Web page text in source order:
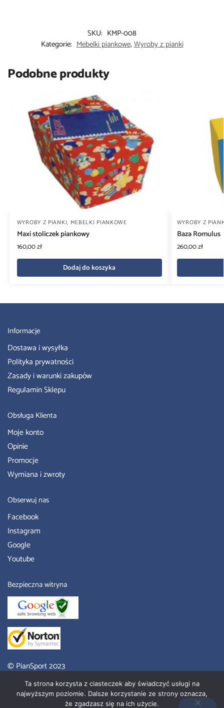
SKU: KMP-008
Kategorie: Mebelki piankowe,Wyroby z pianki
Podobne produkty
WYROBY Z PIANKI, MEBELKI PIANKOWE
Maxi stoliczek piankowy
160,00zł
Dodaj do koszyka
WYROBY Z
Baza Romulus
260,00zł
Informacje
Dostawa i wysyłka
Polityka prywatności
Zasady i warunki zakupów
Regulamin Sklepu
Obsługa Klienta
Moje konto
Opinie
Promocje
Wymiana i zwroty
Obserwuj nas
Facebook
Instagram
Google
Youtube
Bezpieczna witryna
© PianSport 2023
Piansport Sklep – place zabaw Poznań, wyroby z pianki, meble
przedszkolne.
Ta strona korzysta z ciasteczek aby świadczyć usługi na
najwyższym poziomie. Dalsze korzystanie ze strony oznacza,
że zgadzasz się na ich użycie.